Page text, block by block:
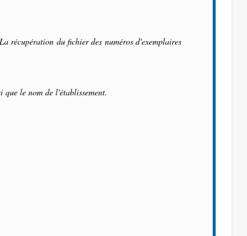
récupération du fichier des numéros d'exemplaires
le nom de l'établissement.